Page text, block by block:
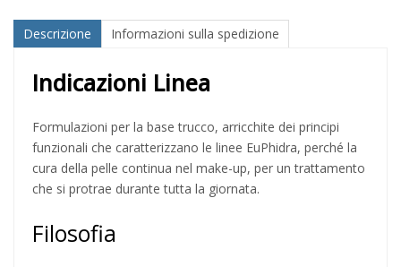
Descrizione Informazioni sulla spedizione
Indicazioni Linea
Formulazioni per la base trucco, arricchite dei principi
funzionali che caratterizzano le linee EuPhidra, perché la
cura della pelle continua nel make-up, per un trattamento
che si protrae durante tutta la giornata.
Filosofia